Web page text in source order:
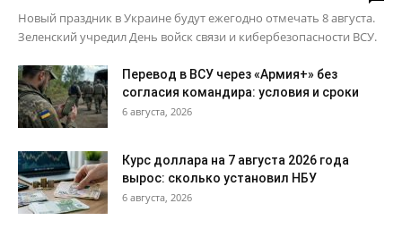
Новый праздник в Украине будут ежегодно отмечать 8 августа.
Зеленский учредил День войск связи и кибербезопасности ВСУ.
Перевод в ВСУ через «Армия+» без
согласия командира: условия и сроки
6 августа, 2026
Курс доллара на 7 августа 2026 года
вырос: сколько установил НБУ
6 августа, 2026